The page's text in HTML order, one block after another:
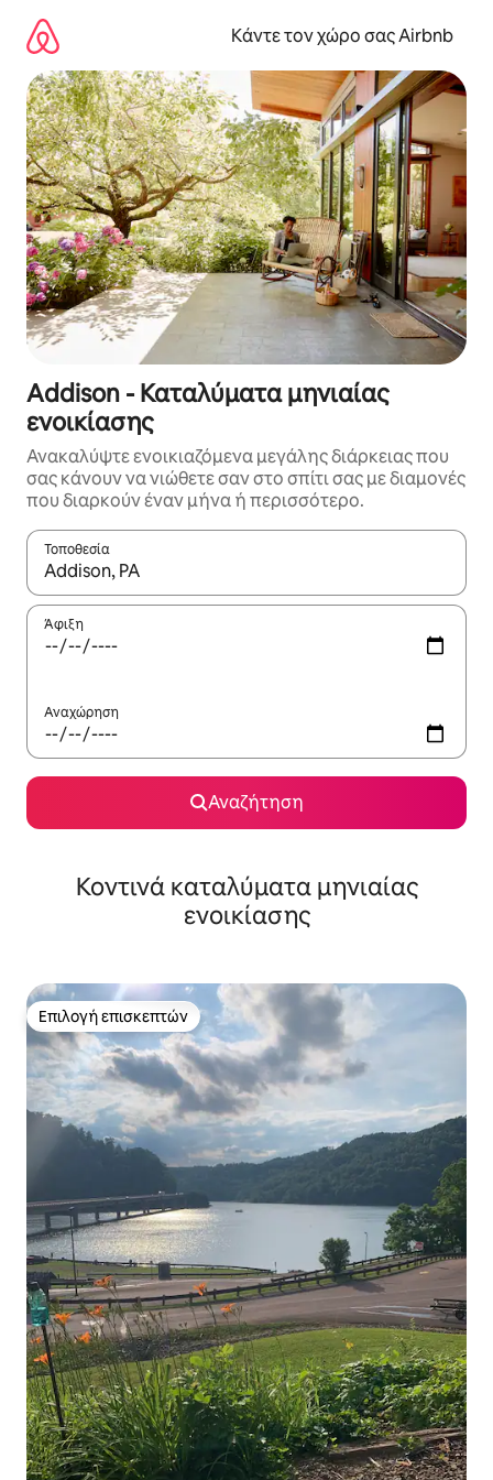
περιεχόμενο
Κάντε τον χώρο σας Airbnb
Addison - Καταλύματα μηνιαίας
ενοικίασης
Ανακαλύψτε ενοικιαζόμενα μεγάλης διάρκειας που
σας κάνουν να νιώθετε σαν στο σπίτι σας με διαμονές
που διαρκούν έναν μήνα ή περισσότερο.
Τοποθεσία
Όταν τα αποτελέσματα είναι διαθέσιμα, μπορείτε να
Άφιξη
Αναχώρηση
Αναζήτηση
Κοντινά καταλύματα μηνιαίας
ενοικίασης
Επιλογή επισκεπτών
Επιλογή επισκεπτών